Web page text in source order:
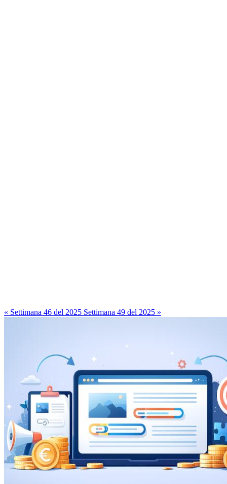
« Settimana 46 del 2025 Settimana 49 del 2025 »